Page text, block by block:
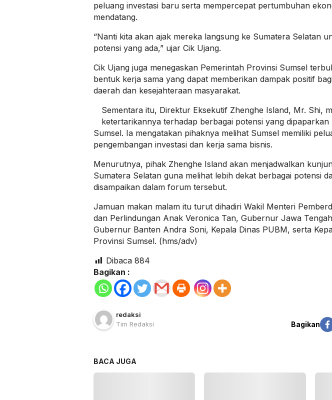
peluang investasi baru serta mempercepat pertumbuhan
mendatang.
“Nanti kita akan ajak mereka langsung ke Sumatera Selatan
potensi yang ada,” ujar Cik Ujang.
Cik Ujang juga menegaskan Pemerintah Provinsi Sumsel
bentuk kerja sama yang dapat memberikan dampak positif
daerah dan kesejahteraan masyarakat.
Sementara itu, Direktur Eksekutif Zhenghe Island, Mr. Shi,
ketertarikannya terhadap berbagai potensi yang
Sumsel. Ia mengatakan pihaknya melihat Sumsel memiliki
pengembangan investasi dan kerja sama bisnis.
Menurutnya, pihak Zhenghe Island akan menjadwalkan
Sumatera Selatan guna melihat lebih dekat berbagai potensi
disampaikan dalam forum tersebut.
Jamuan makan malam itu turut dihadiri Wakil Menteri
dan Perlindungan Anak Veronica Tan, Gubernur Jawa
Gubernur Banten Andra Soni, Kepala Dinas PUBM, serta
Provinsi Sumsel. (hms/adv)
Dibaca 884
Bagikan :
redaksi
Tim Redaksi
Bagikan
BACA JUGA